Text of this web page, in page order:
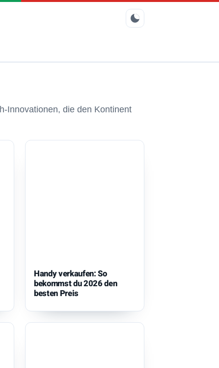
Innovationen, die den Kontinent
Handy verkaufen: So
bekommst du 2026 den
besten Preis